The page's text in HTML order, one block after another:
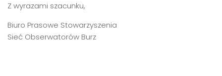
Z wyrazami szacunku,
Biuro Prasowe Stowarzyszenia
Sieć Obserwatorów Burz